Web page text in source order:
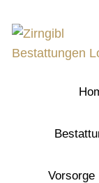
Inhalt
springen
Vorsorge